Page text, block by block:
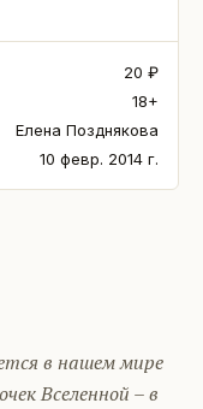
20 ₽
18+
Елена Позднякова
10 февр. 2014 г.
в нашем мире
Вселенной – в